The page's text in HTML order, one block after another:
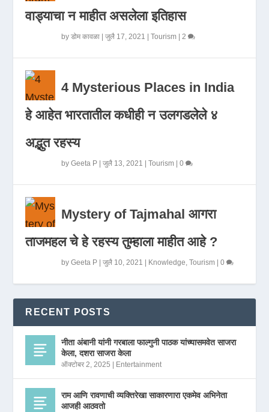
वाड्याचा न माहीत असलेला इतिहास
byडोम कावळा |जुलै 17, 2021 |Tourism | 2
4 Mysterious Places in India
हे आहेत भारतातील कधीही न उलगडलेले ४
अद्भुत रहस्य
byGeeta P |जुलै 13, 2021 |Tourism |0
Mystery of Tajmahal आगरा
ताजमहल चे हे रहस्य तुम्हाला माहीत आहे ?
byGeeta P |जुलै 10, 2021 | Knowledge ,Tourism |0
RECENT POSTS
नीता अंबानी यांनी गरबाला फाल्गुनी पाठक यांच्यासमवेत साजरा
केला, दशरा साजरा केला
ऑक्टोबर 2, 2025 | Entertainment
राम आणि रावणाची व्यक्तिरेखा साकारणारा एकमेव अभिनेता
आजही आठवतो